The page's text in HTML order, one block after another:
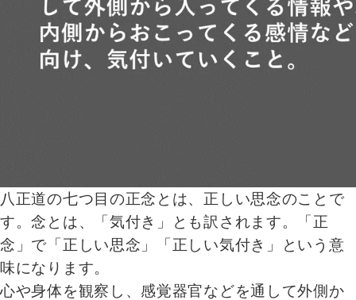
八正道の七つ目の正念とは、正しい思念のことで
す。念とは、「気付き」とも訳されます。「正
念」で「正しい思念」「正しい気付き」という意
味になります。
心や身体を観察し、感覚器官などを通して外側か